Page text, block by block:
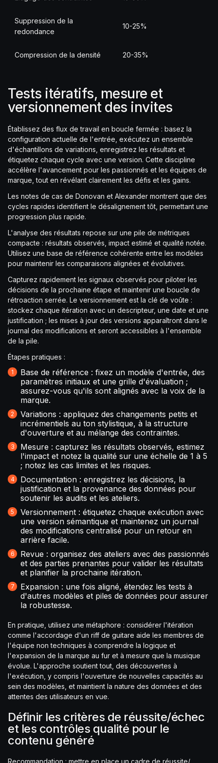
Suppression de la
redondance
10-25%
Compression de la densité 20-35%
Tests itératifs, mesure et
versionnement des invites
Établissez des flux de travail en boucle fermée : basez la
configuration actuelle de l'entrée, exécutez un ensemble
d'échantillons de variations, enregistrez les résultats et
étiquetez chaque cycle avec une version. Cette discipline
accélère l'avancement pour les passionnés et les équipes de
marque, tout en révélant clairement les défis et les gains.
Les notes de cas de Donovan et Alexander montrent que des
cycles rapides identifient le désalignement tôt, permettant une
progression plus rapide.
L'analyse des résultats repose sur une pile de métriques
compacte : résultats observés, impact estimé et qualité notée.
Utilisez une base de référence cohérente entre les modèles
pour maintenir les comparaisons alignées et évolutives.
Capturez rapidement les signaux observés pour piloter les
décisions de la prochaine étape et maintenir une boucle de
rétroaction serrée. Le versionnement est la clé de voûte :
stockez chaque itération avec un descripteur, une date et une
justification ; les mises à jour des versions apparaîtront dans le
journal des modifications et seront accessibles à l'ensemble
de la pile.
Étapes pratiques :
Base de référence : fixez un modèle d'entrée, des
paramètres initiaux et une grille d'évaluation ;
assurez-vous qu'ils sont alignés avec la voix de la
marque.
Variations : appliquez des changements petits et
incrémentiels au ton stylistique, à la structure
d'ouverture et au mélange des contraintes.
Mesure : capturez les résultats observés, estimez
l'impact et notez la qualité sur une échelle de 1 à 5
; notez les cas limites et les risques.
Documentation : enregistrez les décisions, la
justification et la provenance des données pour
soutenir les audits et les ateliers.
Versionnement : étiquetez chaque exécution avec
une version sémantique et maintenez un journal
des modifications centralisé pour un retour en
arrière facile.
Revue : organisez des ateliers avec des passionnés
et des parties prenantes pour valider les résultats
et planifier la prochaine itération.
Expansion : une fois aligné, étendez les tests à
d'autres modèles et piles de données pour assurer
la robustesse.
En pratique, utilisez une métaphore : considérer l'itération
comme l'accordage d'un riff de guitare aide les membres de
l'équipe non techniques à comprendre la logique et
l'expansion de la marque au fur et à mesure que la musique
évolue. L'approche soutient tout, des découvertes à
l'exécution, y compris l'ouverture de nouvelles capacités au
sein des modèles, et maintient la nature des données et des
attentes des utilisateurs en vue.
Définir les critères de réussite/échec
et les contrôles qualité pour le
contenu généré